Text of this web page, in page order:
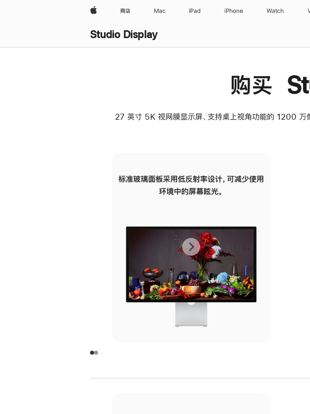
Apple 商店 Mac iPad iPhone Watch
Studio Display
购买
27 英寸 5K 视网膜显示屏、支持桌上视角功能的 1200 万
标准玻璃面板采用低反射率设计，可减少使用
环境中的屏幕眩光。
有高亮
上
一
张
图
下
一
张
图